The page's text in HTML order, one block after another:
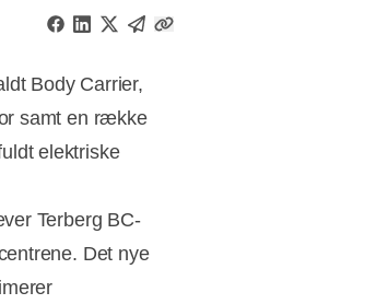
Body Carrier,
samt en række
elektriske
Terberg BC-
Det nye